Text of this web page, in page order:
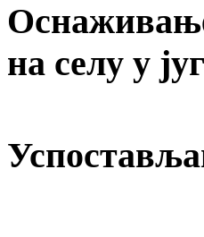
на селу у